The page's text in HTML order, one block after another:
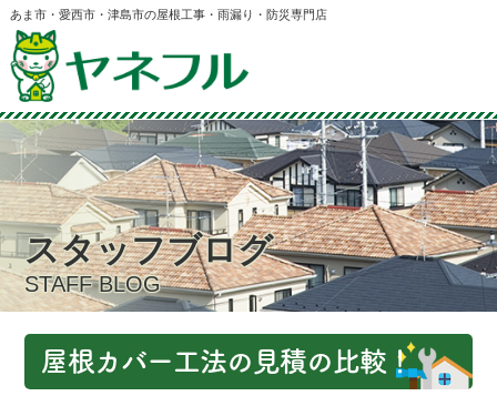
あま市・愛西市・津島市の屋根工事・雨漏り・防災専門店
スタッフブログ
STAFF BLOG
屋根カバー工法の見積の比較！